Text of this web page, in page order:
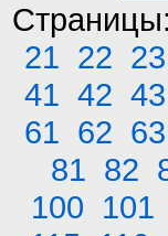
21 22 23
41 42 43
61 62 63
81 82
100 101